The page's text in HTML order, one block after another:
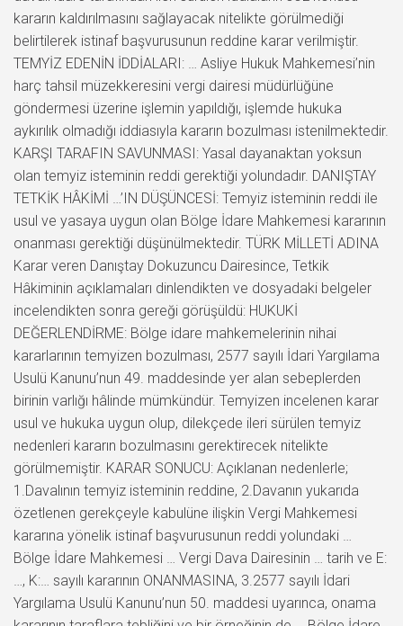
kararın kaldırılmasını sağlayacak nitelikte görülmediği
belirtilerek istinaf başvurusunun reddine karar verilmiştir.
TEMYİZ EDENİN İDDİALARI: … Asliye Hukuk Mahkemesi’nin
harç tahsil müzekkeresini vergi dairesi müdürlüğüne
göndermesi üzerine işlemin yapıldığı, işlemde hukuka
aykırılık olmadığı iddiasıyla kararın bozulması istenilmektedir.
KARŞI TARAFIN SAVUNMASI: Yasal dayanaktan yoksun
olan temyiz isteminin reddi gerektiği yolundadır. DANIŞTAY
TETKİK HÂKİMİ …’IN DÜŞÜNCESİ: Temyiz isteminin reddi ile
usul ve yasaya uygun olan Bölge İdare Mahkemesi kararının
onanması gerektiği düşünülmektedir. TÜRK MİLLETİ ADINA
Karar veren Danıştay Dokuzuncu Dairesince, Tetkik
Hâkiminin açıklamaları dinlendikten ve dosyadaki belgeler
incelendikten sonra gereği görüşüldü: HUKUKİ
DEĞERLENDİRME: Bölge idare mahkemelerinin nihai
kararlarının temyizen bozulması, 2577 sayılı İdari Yargılama
Usulü Kanunu’nun 49. maddesinde yer alan sebeplerden
birinin varlığı hâlinde mümkündür. Temyizen incelenen karar
usul ve hukuka uygun olup, dilekçede ileri sürülen temyiz
nedenleri kararın bozulmasını gerektirecek nitelikte
görülmemiştir. KARAR SONUCU: Açıklanan nedenlerle;
1.Davalının temyiz isteminin reddine, 2.Davanın yukarıda
özetlenen gerekçeyle kabulüne ilişkin Vergi Mahkemesi
kararına yönelik istinaf başvurusunun reddi yolundaki …
Bölge İdare Mahkemesi … Vergi Dava Dairesinin … tarih ve E:
…, K:… sayılı kararının ONANMASINA, 3.2577 sayılı İdari
Yargılama Usulü Kanunu’nun 50. maddesi uyarınca, onama